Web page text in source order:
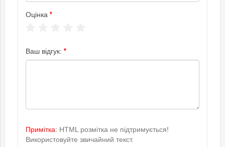
Оцінка
Ваш відгук:
Примітка: HTML розмітка не підтримується!
Використовуйте звичайний текст.